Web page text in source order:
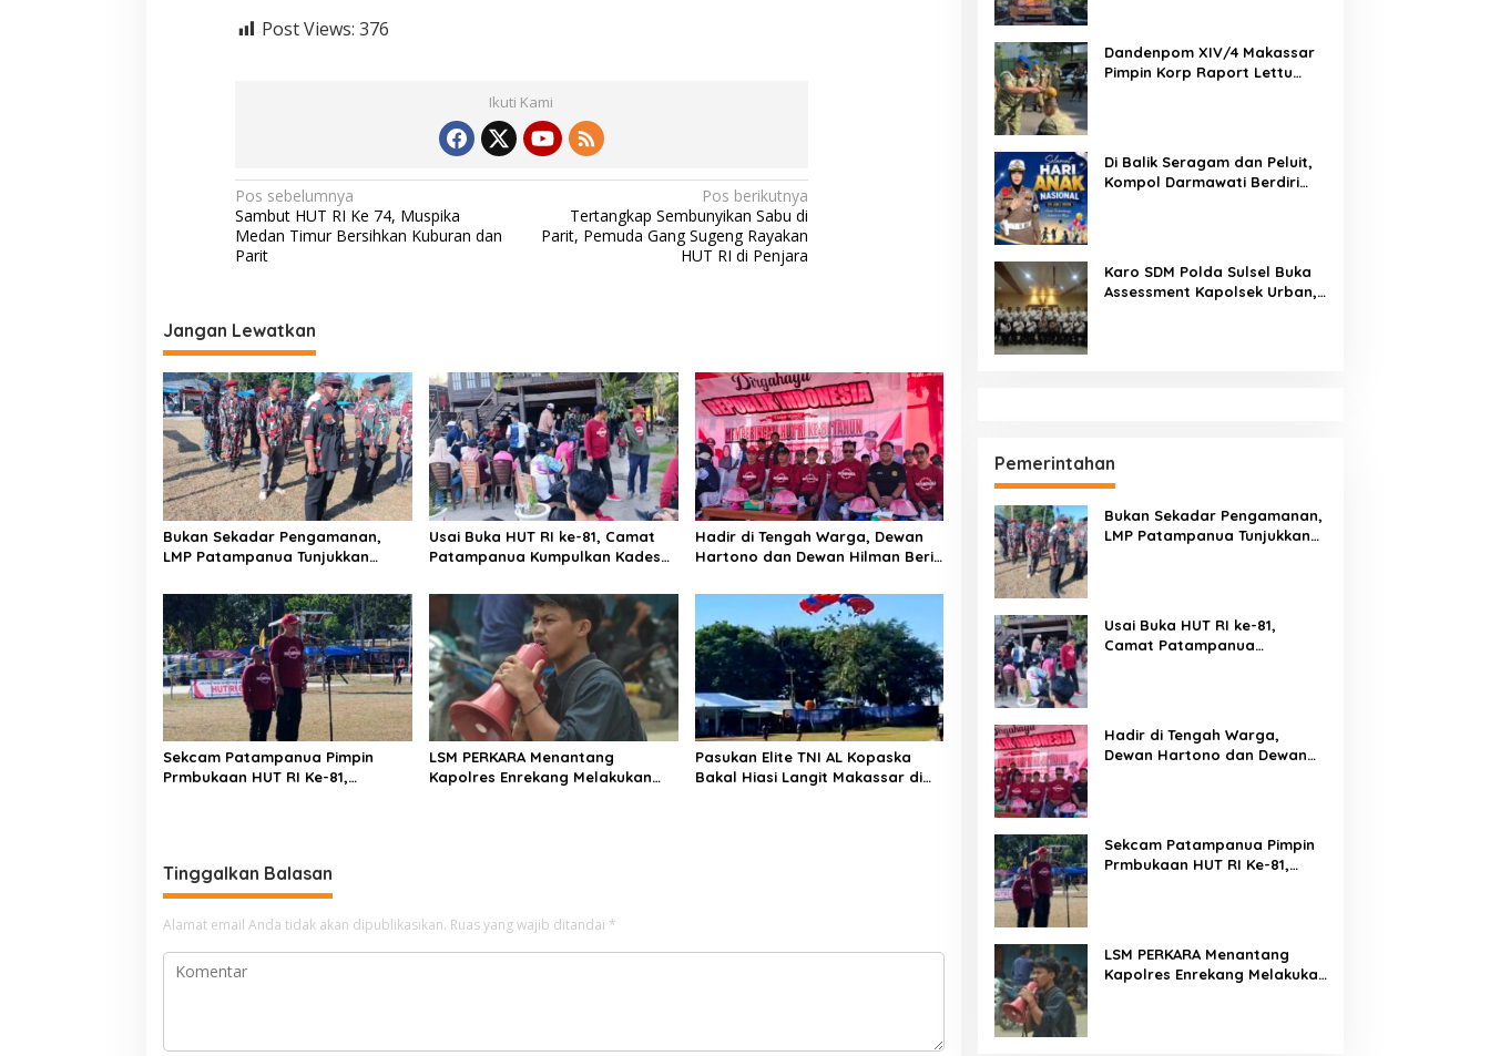
Post Views: 376
Ikuti Kami
N
a
v
g
a
s
i
p
o
s
Pos sebelumnya
Sambut HUT RI Ke 74, Muspika
Medan Timur Bersihkan Kuburan dan
Parit
Pos berikutnya
Tertangkap Sembunyikan Sabu di
Parit, Pemuda Gang Sugeng Rayakan
HUT RI di Penjara
Jangan Lewatkan
Bukan Sekadar Pengamanan,
LMP Patampanua Tunjukkan
HUT RI ke-81
Usai Buka HUT RI ke-81, Camat
Patampanua Kumpulkan Kades
Dibumbui Canda, Semua Fokus
Mendengar!
Hadir di Tengah Warga, Dewan
Hartono dan Dewan Hilman Beri
Perayaan HUT RI ke-81 di
Maccirinna
Sekcam Patampanua Pimpin
Prmbukaan HUT RI Ke-81,
LSM PERKARA Menantang
Kapolres Enrekang Melakukan
Pasukan Elite TNI AL Kopaska
Bakal Hiasi Langit Makassar di
Tinggalkan Balasan
Alamat email Anda tidak akan dipublikasikan. Ruas yang wajib ditandai *
Dandenpom XIV/4 Makassar
Pimpin Korp Raport Lettu
Di Balik Seragam dan Peluit,
Kompol Darmawati Berdiri
Karo SDM Polda Sulsel Buka
Assessment Kapolsek Urban,
Pemerintahan
Bukan Sekadar Pengamanan,
LMP Patampanua Tunjukkan
Usai Buka HUT RI ke-81,
Camat Patampanua
Mendengar!
Hadir di Tengah Warga,
Dewan Hartono dan Dewan
Sekcam Patampanua Pimpin
Prmbukaan HUT RI Ke-81,
LSM PERKARA Menantang
Kapolres Enrekang Melakukan